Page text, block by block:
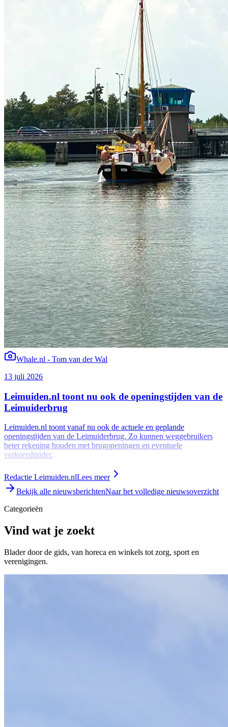
Whale.nl - Tom van der Wal
13 juli 2026
Leimuiden.nl toont nu ook de openingstijden van de
Leimuiderbrug
Leimuiden.nl toont vanaf nu ook de actuele en geplande
openingstijden van de Leimuiderbrug. Zo kunnen weggebruikers
beter rekening houden met brugopeningen en eventuele
verkeershinder.
Redactie Leimuiden.nlLees meer
Bekijk alle nieuwsberichtenNaar het volledige nieuwsoverzicht
Categorieën
Vind wat je zoekt
Blader door de gids, van horeca en winkels tot zorg, sport en
verenigingen.